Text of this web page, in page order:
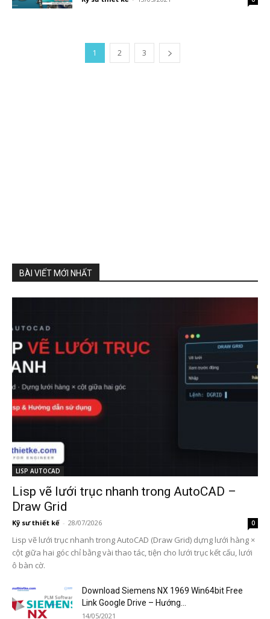
1 2 3
BÀI VIẾT MỚI NHẤT
LISP AUTOCAD
Lisp vẽ lưới trục nhanh trong AutoCAD –
Draw Grid
Kỹ sư thiết kế - 28/07/2026 0
Lisp vẽ lưới trục nhanh trong AutoCAD (Draw Grid) dựng lưới hàng ×
cột giữa hai góc chỉ bằng vài thao tác, tiện cho lưới trục kết cấu, lưới
ô bàn cờ.
Download Siemens NX 1969 Win64bit Free
Link Google Drive – Hướng...
14/05/2021